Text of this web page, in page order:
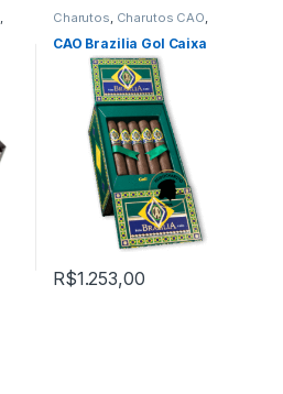
Charutos Charutos CAO
Charutos Nicaragua Charutos
Off Cuba,Primeira Página
CAO Brazilia Gol Caixa
R$1.253,00